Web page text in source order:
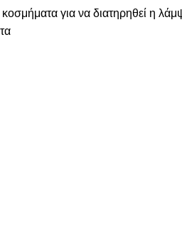
για να διατηρηθεί η